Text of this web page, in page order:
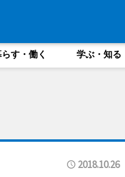
す・働く 学ぶ・知る
2018.10.26